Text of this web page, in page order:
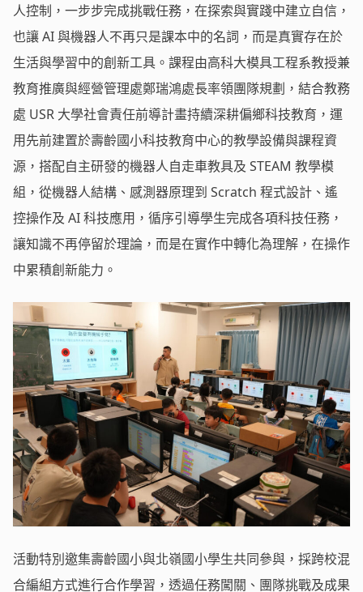
人控制，一步步完成挑戰任務，在探索與實踐中建立自信，
也讓 AI 與機器人不再只是課本中的名詞，而是真實存在於
生活與學習中的創新工具。課程由高科大模具工程系教授兼
教育推廣與經營管理處鄭瑞鴻處長率領團隊規劃，結合教務
處 USR 大學社會責任前導計畫持續深耕偏鄉科技教育，運
用先前建置於壽齡國小科技教育中心的教學設備與課程資
源，搭配自主研發的機器人自走車教具及 STEAM 教學模
組，從機器人結構、感測器原理到 Scratch 程式設計、遙
控操作及 AI 科技應用，循序引導學生完成各項科技任務，
讓知識不再停留於理論，而是在實作中轉化為理解，在操作
中累積創新能力。
活動特別邀集壽齡國小與北嶺國小學生共同參與，採跨校混
合編組方式進行合作學習，透過任務闖關、團隊挑戰及成果